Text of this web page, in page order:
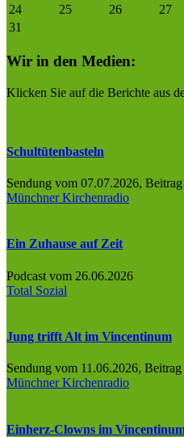
24
25 26 27
31
Wir in den Medien:
Klicken Sie auf die Berichte aus
Schultütenbasteln
Sendung vom 07.07.2026,
Münchner Kirchenradio
Ein Zuhause auf Zeit
Podcast vom 26.06.2026
Total Sozial
Jung trifft Alt im Vincentinum
Sendung vom 11.06.2026,
Münchner Kirchenradio
Einherz-Clowns im